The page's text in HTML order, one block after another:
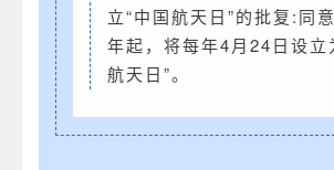
立“中国航天日”的批复:同
年起，将每年4月24日设立
航天日”。